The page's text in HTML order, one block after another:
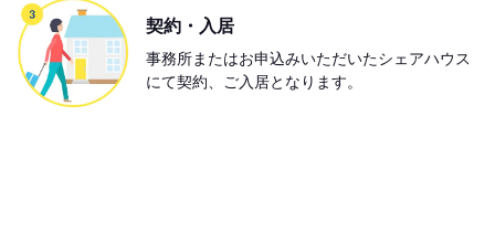
契約・入居
事務所またはお申込みいただいたシェアハウス
にて契約、ご入居となります。